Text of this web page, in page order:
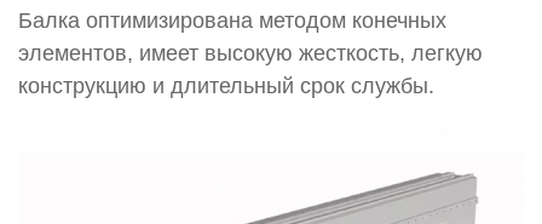
Балка оптимизирована методом конечных
элементов, имеет высокую жесткость, легкую
конструкцию и длительный срок службы.